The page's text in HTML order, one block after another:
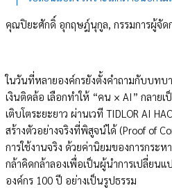
คุณปิยะศักดิ์ อุกฤษฎ์นุกูล, กรรมการผู้จัด
ในวันที่หลายองค์กรยังตั้งคำถามกับบทบ
เงินติดล้อ เลือกทำให้ “คน × AI” กลาย
เติบโตระยะยาว ผ่านเวที TIDLOR AI
สร้างตัวอย่างจริงที่พิสูจน์ได้ (Proof of
การใช้งานจริง ด้วยค่านิยมของการกระ
กล้าคิดกล้าลองเพื่อเป็นผู้นำการเปลี่ยนแ
องค์กร 100 ปี อย่างเป็นรูปธรรม